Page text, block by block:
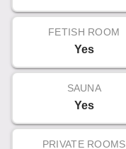
FETISH ROOM
Yes
SAUNA
Yes
PRIVATE ROOMS